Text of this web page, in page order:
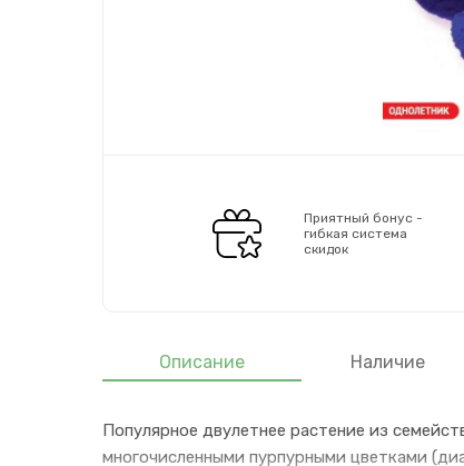
Приятный бонус -
гибкая система
скидок
Описание Наличие
Популярное двулетнее растение из
многочисленными пурпурными цветками